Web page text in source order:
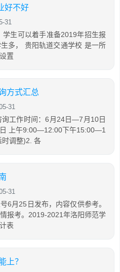
好不好
31
生可以着手准备2019年招生报
多， 贵阳轨道交通学校 是一所
置
方式汇总
31
工作时间：6月24日—7月10日
上午9:00—12:00下午15:00—1
时调整)2. 各
31
6月25日发布，内容仅供参考。
报考。2019-2021年洛阳师范学
表
上？